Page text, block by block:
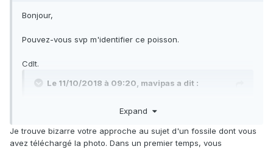
Bonjour,
Pouvez-vous svp m'identifier ce poisson.
Cdlt.
Le 11/10/2018 à 09:20, mavipas a dit :
Je voulais savoir si il n'avait pas été recollé?
Expand
Je trouve bizarre votre approche au sujet d'un fossile dont vous
avez téléchargé la photo. Dans un premier temps, vous